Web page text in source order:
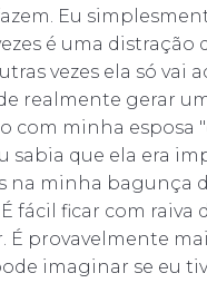
Eu
é uma
vezes ela só vai
realmente gerar
minha esposa
sabia que ela era
na minha bagunça
fácil ficar com raiva
É provavelmente
imaginar se eu